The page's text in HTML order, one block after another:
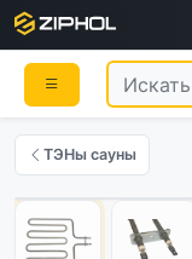
ТЭНы сауны